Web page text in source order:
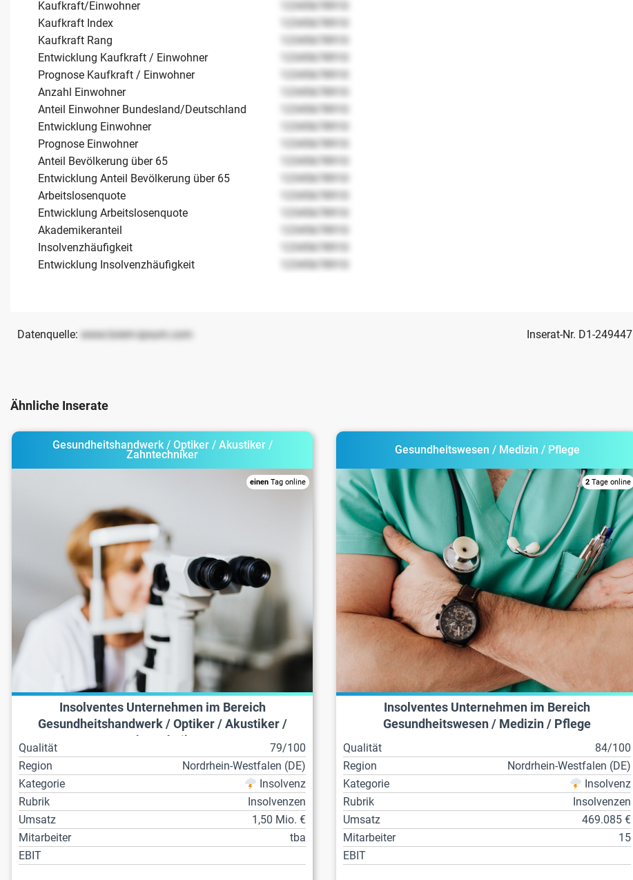
Kaufkraft/Einwohner
12345678910
Kaufkraft Index
12345678910
Kaufkraft Rang
12345678910
Entwicklung Kaufkraft / Einwohner
12345678910
Prognose Kaufkraft / Einwohner
12345678910
Anzahl Einwohner
12345678910
Anteil Einwohner Bundesland/Deutschland
12345678910
Entwicklung Einwohner
12345678910
Prognose Einwohner
12345678910
Anteil Bevölkerung über 65
12345678910
Entwicklung Anteil Bevölkerung über 65
12345678910
Arbeitslosenquote
12345678910
Entwicklung Arbeitslosenquote
12345678910
Akademikeranteil
12345678910
Insolvenzhäufigkeit
12345678910
Entwicklung Insolvenzhäufigkeit
12345678910
Datenquelle: www.lorem-ipsum.com Inserat-Nr. D1-249447
Ähnliche Inserate
Gesundheitshandwerk / Optiker / Akustiker /
Zahntechniker
einen Tag online
Insolventes Unternehmen im Bereich
Gesundheitshandwerk / Optiker / Akustiker /
Qualität
79/100
Region
Nordrhein-Westfalen (DE)
Kategorie
Insolvenz
Rubrik
Insolvenzen
Umsatz
1,50 Mio. €
Mitarbeiter
tba
EBIT
Gesundheitswesen / Medizin / Pflege
2Tage online
Insolventes Unternehmen im Bereich
Gesundheitswesen / Medizin / Pflege
Qualität
84/100
Region
Nordrhein-Westfalen (DE)
Kategorie
Insolvenz
Rubrik
Insolvenzen
Umsatz
469.085 €
Mitarbeiter
15
EBIT